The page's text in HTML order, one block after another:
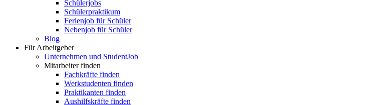
Schülerjobs
Schülerpraktikum
Ferienjob für Schüler
Nebenjob für Schüler
Blog
Für Arbeitgeber
Unternehmen und StudentJob
Mitarbeiter finden
Fachkräfte finden
Werkstudenten finden
Praktikanten finden
Aushilfskräfte finden